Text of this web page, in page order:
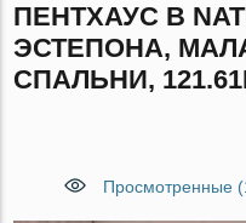
ПЕНТХАУС В
ЭСТЕПОНА,
СПАЛЬНИ,
Просмотренные